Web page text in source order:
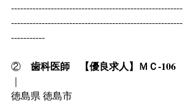
--------------------------------------------------------
--------------------------------------------------------
-----------
② 歯科医師　【優良求人】ＭＣ-106
｜
徳島県 徳島市